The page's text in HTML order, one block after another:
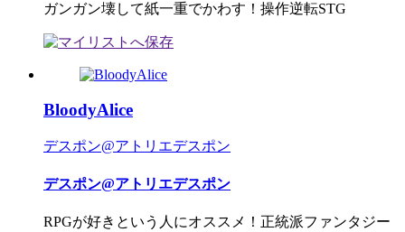
ガンガン壊して紙一重でかわす！操作逆転STG
BloodyAlice
デスポン@アトリエデスポン
デスポン@アトリエデスポン
RPGが好きという人にオススメ！正統派ファンタジー